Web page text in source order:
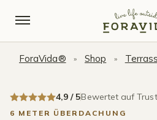
ForaVida® » Shop »
4,9 / 5Bewertet auf
6 METER ÜBERDACHUNG